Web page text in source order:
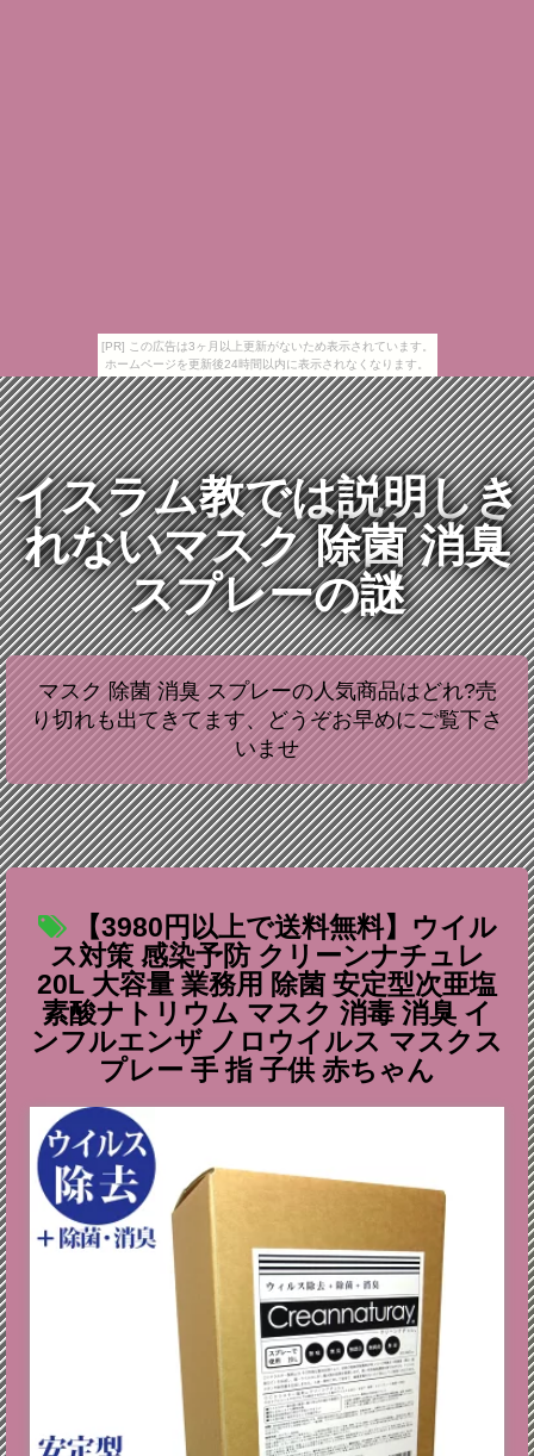
[PR] この広告は3ヶ月以上更新がないため表示されています。
ホームページを更新後24時間以内に表示されなくなります。
イスラム教では説明しき
れないマスク 除菌 消臭
スプレーの謎
マスク 除菌 消臭 スプレーの人気商品はどれ?売
り切れも出てきてます、どうぞお早めにご覧下さ
いませ
【3980円以上で送料無料】ウイル
ス対策 感染予防 クリーンナチュレ
20L 大容量 業務用 除菌 安定型次亜塩
素酸ナトリウム マスク 消毒 消臭 イ
ンフルエンザ ノロウイルス マスクス
プレー 手 指 子供 赤ちゃん